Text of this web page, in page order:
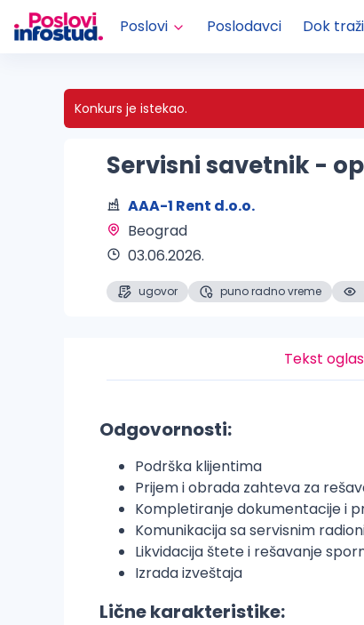
Poslovi Poslodavci Dok
Konkurs je istekao.
Servisni savetnik -
AAA-1 Rent d.o.o.
Beograd
03.06.2026.
ugovor puno radno vreme
Tekst
Odgovornosti:
Podrška klijentima
Prijem i obrada zahteva za
Kompletiranje dokumentacije i
Komunikacija sa servisnim
Likvidacija štete i rešavanje
Izrada izveštaja
Lične karakteristike: